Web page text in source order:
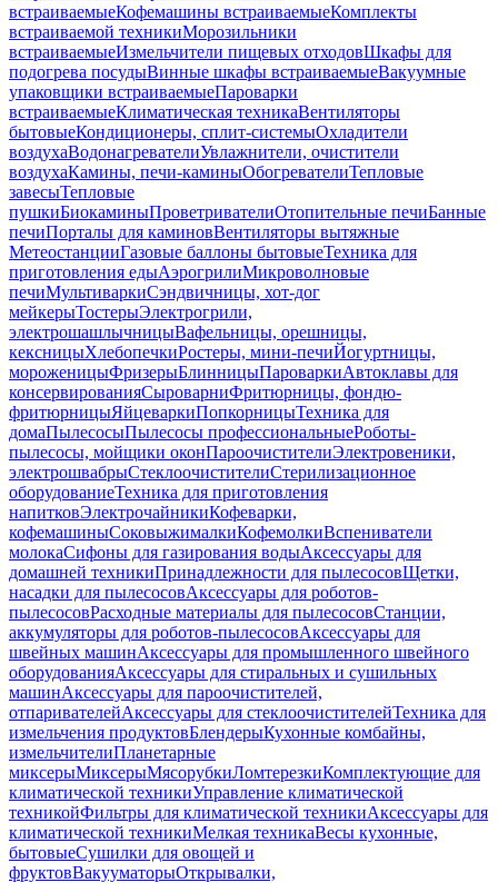
встраиваемыеКофемашины встраиваемыеКомплекты
встраиваемой техникиМорозильники
встраиваемыеИзмельчители пищевых отходовШкафы для
подогрева посудыВинные шкафы встраиваемыеВакуумные
упаковщики встраиваемыеПароварки
встраиваемыеКлиматическая техникаВентиляторы
бытовыеКондиционеры, сплит-системыОхладители
воздухаВодонагревателиУвлажнители, очистители
воздухаКамины, печи-каминыОбогревателиТепловые
завесыТепловые
пушкиБиокаминыПроветривателиОтопительные печиБанные
печиПорталы для каминовВентиляторы вытяжные
МетеостанцииГазовые баллоны бытовыеТехника для
приготовления едыАэрогрилиМикроволновые
печиМультиваркиСэндвичницы, хот-дог
мейкерыТостерыЭлектрогрили,
электрошашлычницыВафельницы, орешницы,
кексницыХлебопечкиРостеры, мини-печиЙогуртницы,
мороженицыФризерыБлинницыПароваркиАвтоклавы для
консервированияСыроварниФритюрницы, фондю-
фритюрницыЯйцеваркиПопкорницыТехника для
домаПылесосыПылесосы профессиональныеРоботы-
пылесосы, мойщики оконПароочистителиЭлектровеники,
электрошвабрыСтеклоочистителиСтерилизационное
оборудованиеТехника для приготовления
напитковЭлектрочайникиКофеварки,
кофемашиныСоковыжималкиКофемолкиВспениватели
молокаСифоны для газирования водыАксессуары для
домашней техникиПринадлежности для пылесосовЩетки,
насадки для пылесосовАксессуары для роботов-
пылесосовРасходные материалы для пылесосовСтанции,
аккумуляторы для роботов-пылесосовАксессуары для
швейных машинАксессуары для промышленного швейного
оборудованияАксессуары для стиральных и сушильных
машинАксессуары для пароочистителей,
отпаривателейАксессуары для стеклоочистителейТехника для
измельчения продуктовБлендерыКухонные комбайны,
измельчителиПланетарные
миксерыМиксерыМясорубкиЛомтерезкиКомплектующие для
климатической техникиУправление климатической
техникойФильтры для климатической техникиАксессуары для
климатической техникиМелкая техникаВесы кухонные,
бытовыеСушилки для овощей и
фруктовВакууматорыОткрывалки,